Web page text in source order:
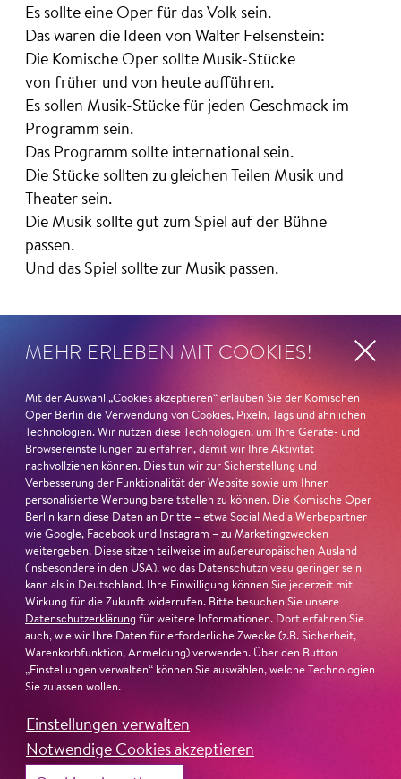
Es sollte eine Oper für das Volk sein.
Das waren die Ideen von Walter Felsenstein:
Die Komische Oper sollte Musik-Stücke
von früher und von heute aufführen.
Es sollen Musik-Stücke für jeden Geschmack im
Programm sein.
Das Programm sollte international sein.
Die Stücke sollten zu gleichen Teilen Musik und
Theater sein.
Die Musik sollte gut zum Spiel auf der Bühne
passen.
Und das Spiel sollte zur Musik passen.
Spielorte
Schillertheater
Mehr erfahren ...
Mehr erfahren …
MEHR ERLEBEN MIT COOKIES!
Mit der Auswahl „Cookies akzeptieren“ erlauben Sie der Komischen
Oper Berlin die Verwendung von Cookies, Pixeln, Tags und ähnlichen
Technologien. Wir nutzen diese Technologien, um Ihre Geräte- und
Browsereinstellungen zu erfahren, damit wir Ihre Aktivität
nachvollziehen können. Dies tun wir zur Sicherstellung und
Verbesserung der Funktionalität der Website sowie um Ihnen
personalisierte Werbung bereitstellen zu können. Die Komische Oper
Berlin kann diese Daten an Dritte – etwa Social Media Werbepartner
wie Google, Facebook und Instagram – zu Marketingzwecken
weitergeben. Diese sitzen teilweise im außereuropäischen Ausland
(insbesondere in den USA), wo das Datenschutzniveau geringer sein
kann als in Deutschland. Ihre Einwilligung können Sie jederzeit mit
Wirkung für die Zukunft widerrufen. Bitte besuchen Sie unsere
Datenschutzerklärung für weitere Informationen. Dort erfahren Sie
auch, wie wir Ihre Daten für erforderliche Zwecke (z.B. Sicherheit,
Warenkorbfunktion, Anmeldung) verwenden. Über den Button
„Einstellungen verwalten“ können Sie auswählen, welche Technologien
Sie zulassen wollen.
Einstellungen verwalten
Notwendige Cookies akzeptieren